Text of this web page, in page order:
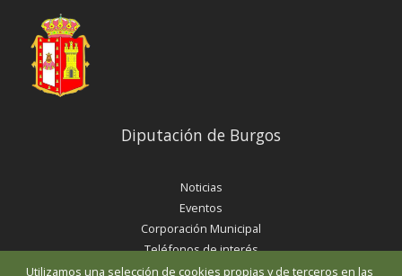
Utilizamos una selección de cookies propias y de terceros en las
Diputación de Burgos
Noticias
Eventos
Corporación Municipal
Teléfonos de interés